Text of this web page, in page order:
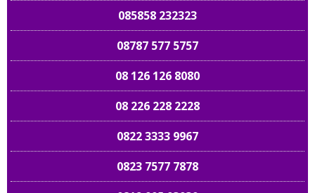
085858 232323
08787 577 5757
08 126 126 8080
08 226 228 2228
0822 3333 9967
0823 7577 7878